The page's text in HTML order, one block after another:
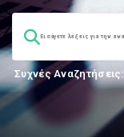
Συχνές Αναζητήσεις: